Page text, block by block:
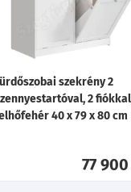
szekrény 2
2
40 x 79 x 80 cm
77 900